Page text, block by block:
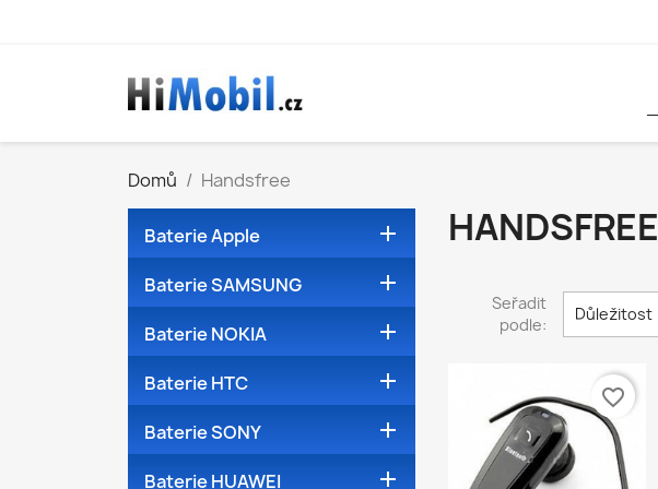
Domů Handsfree
Baterie Apple 
Baterie SAMSUNG 
Baterie NOKIA 
Baterie HTC 
Baterie SONY 
Baterie HUAWEI 
HANDSFREE
Seřadit
podle:
Důležitost
favorite_border